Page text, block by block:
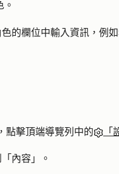
。
的欄位中輸入資訊 ，例
點擊頂端導覽列中的 「
內容 」。